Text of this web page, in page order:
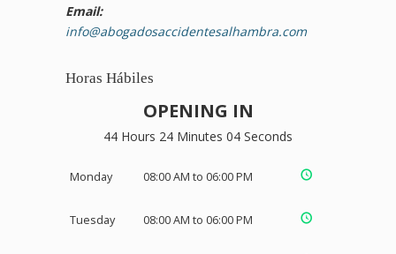
Email:
info@abogadosaccidentesalhambra.com
Horas Hábiles
OPENING IN
44 Hours 24 Minutes 03 Seconds
Monday 08:00 AM to 06:00 PM
Tuesday 08:00 AM to 06:00 PM